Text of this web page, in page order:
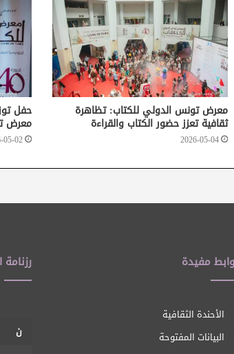
معرض تونس الدولي للكتاب: تظاهرة
ثقافية تعزز حضور الكتاب والقراءة
2026-05-04
حفل
معرض
05-02
مفيدة
الأحندة الثقافية
البيانات المفتوحة
ن